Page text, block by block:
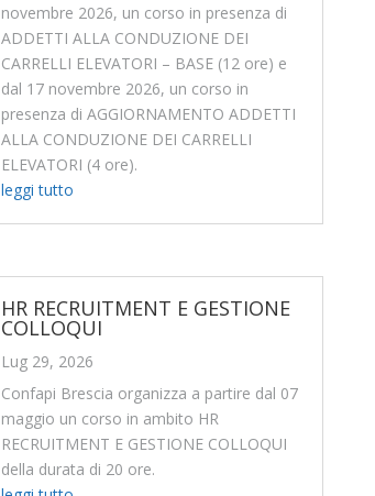
novembre 2026, un corso in presenza di
ADDETTI ALLA CONDUZIONE DEI
CARRELLI ELEVATORI – BASE (12 ore) e
dal 17 novembre 2026, un corso in
presenza di AGGIORNAMENTO ADDETTI
ALLA CONDUZIONE DEI CARRELLI
ELEVATORI (4 ore).
leggi tutto
HR RECRUITMENT E GESTIONE
COLLOQUI
Lug 29, 2026
Confapi Brescia organizza a partire dal 07
maggio un corso in ambito HR
RECRUITMENT E GESTIONE COLLOQUI
della durata di 20 ore.